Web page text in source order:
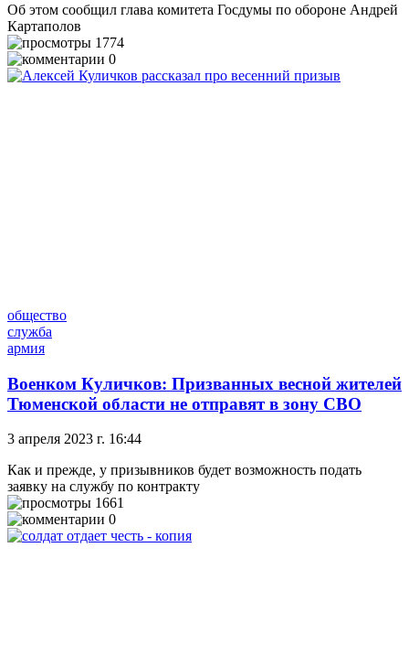
Об этом сообщил глава комитета Госдумы по обороне Андрей
Картаполов
1774
0
общество
служба
армия
Военком Куличков: Призванных весной жителей
Тюменской области не отправят в зону СВО
3 апреля 2023 г. 16:44
Как и прежде, у призывников будет возможность подать
заявку на службу по контракту
1661
0